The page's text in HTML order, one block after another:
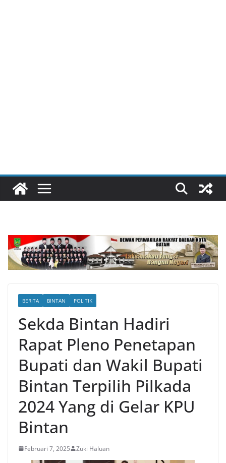
BERITA BINTAN POLITIK
Sekda Bintan Hadiri
Rapat Pleno Penetapan
Bupati dan Wakil Bupati
Bintan Terpilih Pilkada
2024 Yang di Gelar KPU
Bintan
Februari 7, 2025 Zuki Haluan